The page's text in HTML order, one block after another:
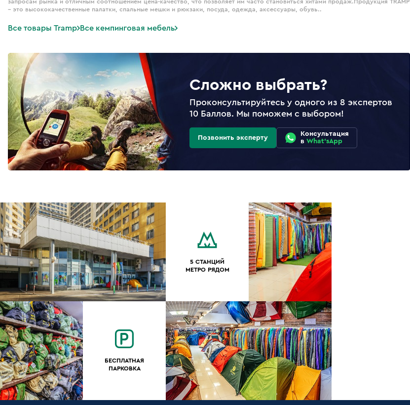
запросам рынка и отличным соотношением цена-качество, что позволяет им часто становиться хитами продаж.Продукция TRAMP
– это высококачественные палатки, спальные мешки и рюкзаки, посуда, одежда, аксессуары, обувь..
Все товары Tramp Все кемпинговая мебель
Сложно выбрать?
Проконсультируйтесь у одного из 8 экспертов
10 Баллов. Мы поможем с выбором!
Позвонить эксперту
Консультация
в What'sApp
5 СТАНЦИЙ
МЕТРО РЯДОМ
БЕСПЛАТНАЯ
ПАРКОВКА